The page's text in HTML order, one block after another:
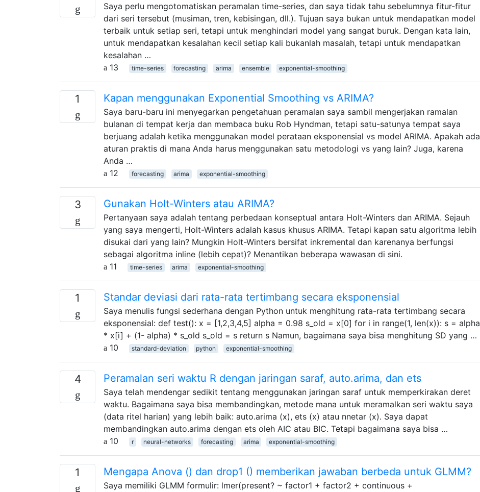
Saya perlu mengotomatiskan peramalan time-series, dan saya tidak tahu sebelumnya fitur-fitur
dari seri tersebut (musiman, tren, kebisingan, dll.). Tujuan saya bukan untuk mendapatkan model
terbaik untuk setiap seri, tetapi untuk menghindari model yang sangat buruk. Dengan kata lain,
untuk mendapatkan kesalahan kecil setiap kali bukanlah masalah, tetapi untuk mendapatkan
kesalahan …
13
time-series forecasting arima ensemble exponential-smoothing
1 Kapan menggunakan Exponential Smoothing vs ARIMA?
Saya baru-baru ini menyegarkan pengetahuan peramalan saya sambil mengerjakan ramalan
bulanan di tempat kerja dan membaca buku Rob Hyndman, tetapi satu-satunya tempat saya
berjuang adalah ketika menggunakan model perataan eksponensial vs model ARIMA. Apakah ada
aturan praktis di mana Anda harus menggunakan satu metodologi vs yang lain? Juga, karena
Anda …
12
forecasting arima exponential-smoothing
3 Gunakan Holt-Winters atau ARIMA?
Pertanyaan saya adalah tentang perbedaan konseptual antara Holt-Winters dan ARIMA. Sejauh
yang saya mengerti, Holt-Winters adalah kasus khusus ARIMA. Tetapi kapan satu algoritma lebih
disukai dari yang lain? Mungkin Holt-Winters bersifat inkremental dan karenanya berfungsi
sebagai algoritma inline (lebih cepat)? Menantikan beberapa wawasan di sini.
11
time-series arima exponential-smoothing
1 Standar deviasi dari rata-rata tertimbang secara eksponensial
Saya menulis fungsi sederhana dengan Python untuk menghitung rata-rata tertimbang secara
eksponensial: def test(): x = [1,2,3,4,5] alpha = 0.98 s_old = x[0] for i in range(1, len(x)): s = alpha
* x[i] + (1- alpha) * s_old s_old = s return s Namun, bagaimana saya bisa menghitung SD yang …
10
standard-deviation python exponential-smoothing
4 Peramalan seri waktu R dengan jaringan saraf, auto.arima, dan ets
Saya telah mendengar sedikit tentang menggunakan jaringan saraf untuk memperkirakan deret
waktu. Bagaimana saya bisa membandingkan, metode mana untuk meramalkan seri waktu saya
(data ritel harian) yang lebih baik: auto.arima (x), ets (x) atau nnetar (x). Saya dapat
membandingkan auto.arima dengan ets oleh AIC atau BIC. Tetapi bagaimana saya bisa …
10
r neural-networks forecasting arima exponential-smoothing
1 Mengapa Anova () dan drop1 () memberikan jawaban berbeda untuk GLMM?
Saya memiliki GLMM formulir: lmer(present? ~ factor1 + factor2 + continuous +